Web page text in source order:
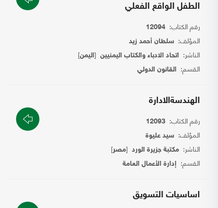
الطفل الواقع الفعلي
رقم الكتاب: 12094
المؤلف: سلطان أحمد زيد
الناشر: اتحاد الادباء والكتاب اليمنيين [اليمن]
القسم: القانون الدولي
الهندسةالادارة
رقم الكتاب: 12093
المؤلف: سيد عليوة
الناشر: مكتبة جزيرة الورد [مصر]
القسم: إدارة الأعمال العامة
اساسيات التسويق